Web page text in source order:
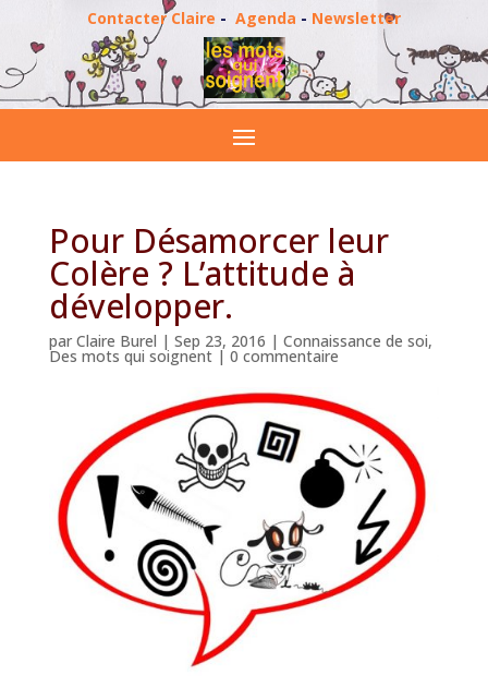
Contacter Claire - Agenda - Newsletter
Pour Désamorcer leur
Colère ? L’attitude à
développer.
par Claire Burel | Sep 23, 2016 | Connaissance de soi,
Des mots qui soignent| 0 commentaire